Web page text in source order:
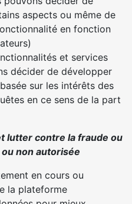
aspects ou même de
en fonction
et services
décider de développer
sur les intérêts des
en ce sens de la part
lutter contre la fraude ou
non autorisée
en cours ou
la plateforme